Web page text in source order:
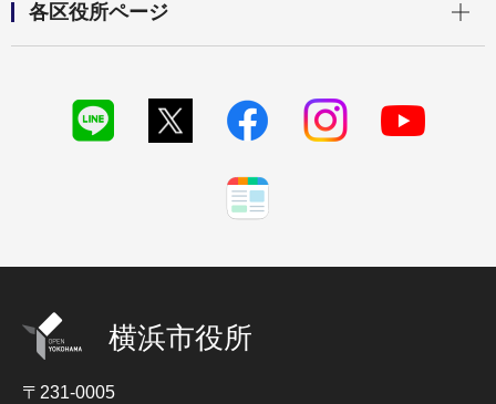
各区役所ページ
横浜市役所
〒231-0005